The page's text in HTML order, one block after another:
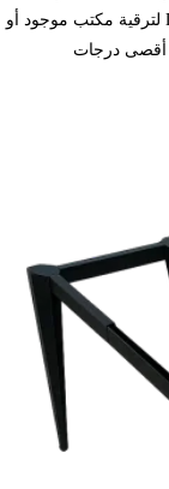
مصنوعة من معدن عالي الجودة وتوفر حلاً مثاليًا لـ DIY لترقية مكتب موجود أو
أقصى درجات